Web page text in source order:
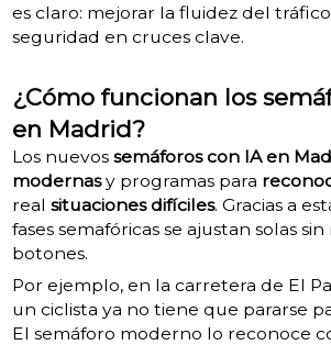
es claro: mejorar la fluidez del
seguridad en cruces clave.
¿Cómo funcionan los
en Madrid?
Los nuevos semáforos con IA en
modernasy programas para
real situaciones difíciles. Gracias a
fases semafóricas se ajustan solas
botones.
Por ejemplo, en la carretera de El
un ciclista ya no tiene que pararse
El semáforo moderno lo reconoce